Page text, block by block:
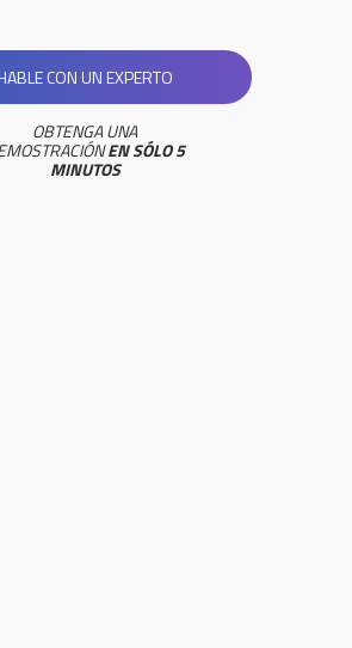
CON UN EXPERTO
OBTENGA UNA
EN SÓLO 5
MINUTOS